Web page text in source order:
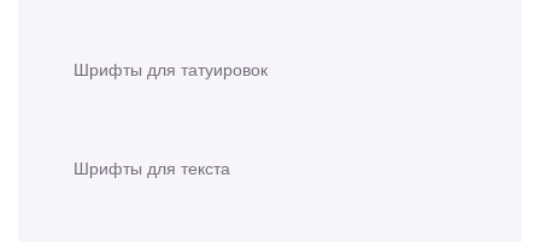
Шрифты для татуировок
Шрифты для текста